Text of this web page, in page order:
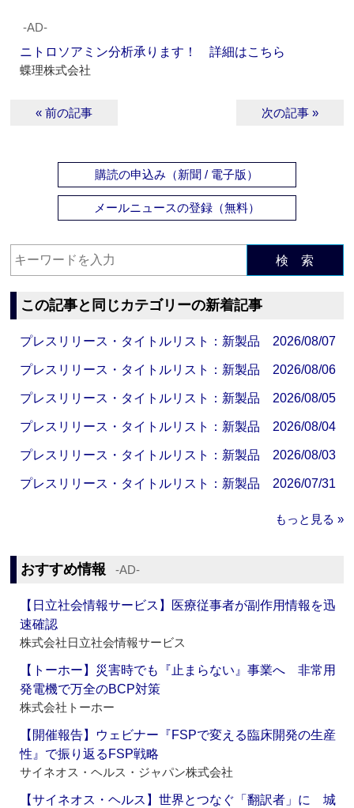
‐AD‐
ニトロソアミン分析承ります！ 詳細はこちら
蝶理株式会社
« 前の記事 次の記事 »
購読の申込み（新聞 / 電子版）
メールニュースの登録（無料）
検 索
この記事と同じカテゴリーの新着記事
プレスリリース・タイトルリスト：新製品 2026/08/07
プレスリリース・タイトルリスト：新製品 2026/08/06
プレスリリース・タイトルリスト：新製品 2026/08/05
プレスリリース・タイトルリスト：新製品 2026/08/04
プレスリリース・タイトルリスト：新製品 2026/08/03
プレスリリース・タイトルリスト：新製品 2026/07/31
もっと見る »
おすすめ情報 ‐AD‐
【日立社会情報サービス】医療従事者が副作用情報を迅
速確認
株式会社日立社会情報サービス
【トーホー】災害時でも『止まらない』事業へ 非常用
発電機で万全のBCP対策
株式会社トーホー
【開催報告】ウェビナー『FSPで変える臨床開発の生産
性』で振り返るFSP戦略
サイネオス・ヘルス・ジャパン株式会社
【サイネオス・ヘルス】世界とつなぐ「翻訳者」に 城